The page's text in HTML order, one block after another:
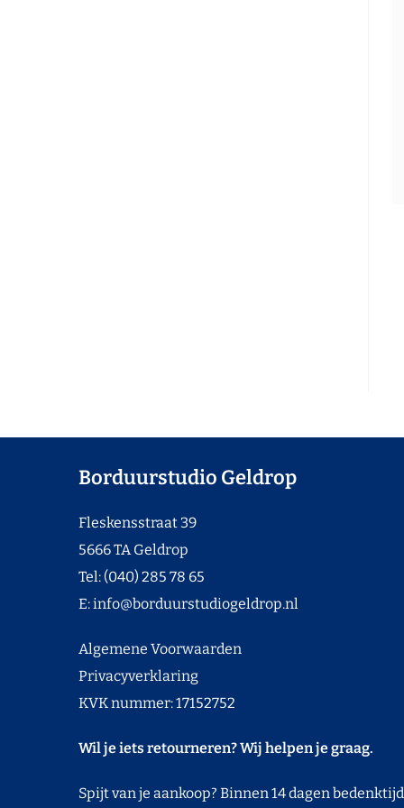
Borduurstudio Geldrop
Fleskensstraat 39
5666 TA Geldrop
Tel: (040) 285 78 65
E:info@borduurstudiogeldrop.nl
Algemene Voorwaarden
Privacyverklaring
KVK nummer: 17152752
Wil je iets retourneren? Wij helpen je graag.
Spijt van je aankoop? Binnen 14 dagen bedenktijd